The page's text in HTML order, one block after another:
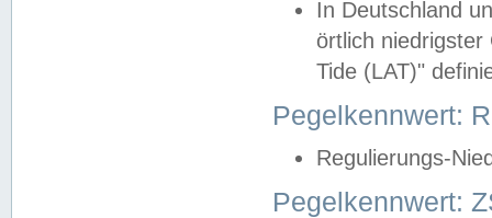
In Deutschland
örtlich
Tide (LAT)"
Pegelkennwert:
Regulierungs-
Pegelkennwert: